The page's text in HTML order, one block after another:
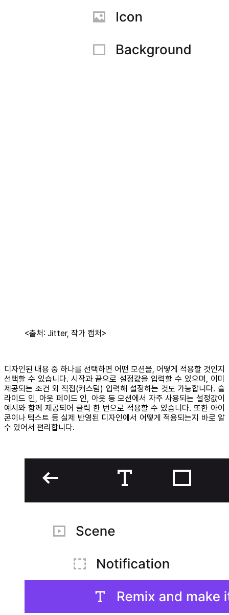
<출처: Jitter, 작가 캡처>
디자인된 내용 중 하나를 선택하면 어떤 모션을, 어떻게 적용할 것인지
선택할 수 있습니다. 시작과 끝으로 설정값을 입력할 수 있으며, 이미
제공되는 조건 외 직접(커스텀) 입력해 설정하는 것도 가능합니다. 슬
라이드 인, 아웃 페이드 인, 아웃 등 모션에서 자주 사용되는 설정값이
예시와 함께 제공되어 클릭 한 번으로 적용할 수 있습니다. 또한 아이
콘이나 텍스트 등 실제 반영된 디자인에서 어떻게 적용되는지 바로 알
수 있어서 편리합니다.